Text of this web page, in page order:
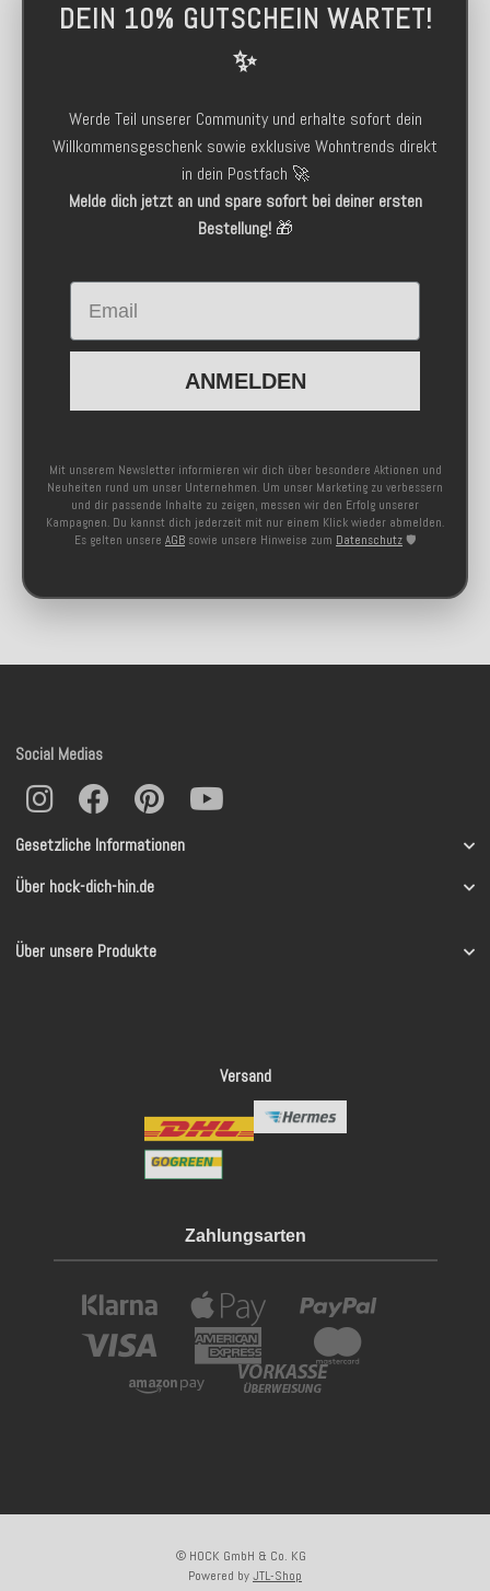
DEIN 10% GUTSCHEIN WARTET!
✨
Werde Teil unserer Community und erhalte sofort dein
Willkommensgeschenk sowie exklusive Wohntrends direkt
in dein Postfach 🚀
Melde dich jetzt an und spare sofort bei deiner ersten
Bestellung!🎁
Email
ANMELDEN
Mit unserem Newsletter informieren wir dich über besondere Aktionen und
Neuheiten rund um unser Unternehmen. Um unser Marketing zu verbessern
und dir passende Inhalte zu zeigen, messen wir den Erfolg unserer
Kampagnen. Du kannst dich jederzeit mit nur einem Klick wieder abmelden.
Es gelten unsere AGB sowie unsere Hinweise zum Datenschutz 🛡️
Gesetzliche Informationen
Über hock-dich-hin.de
Über unsere Produkte
Social Medias
Versand
Zahlungsarten
© HOCK GmbH & Co. KG
Powered byJTL-Shop